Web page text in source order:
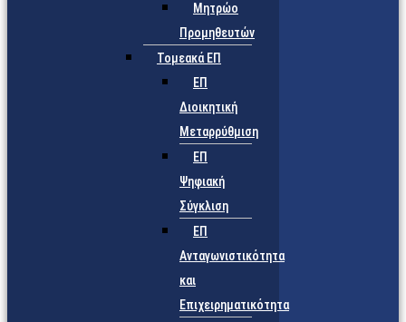
Μητρώο
Προμηθευτών
Τομεακά ΕΠ
ΕΠ
Διοικητική
Μεταρρύθμιση
ΕΠ
Ψηφιακή
Σύγκλιση
ΕΠ
Ανταγωνιστικότητα
και
Επιχειρηματικότητα